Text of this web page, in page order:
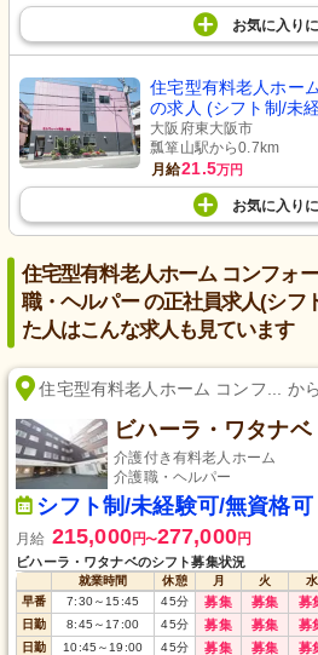
お気に入り に
住宅型有料老人ホー
の求人 (シフト制/未
大阪府東大阪市
瓢箪山駅から0.7km
月給21.5万円
お気に入り に
住宅型有料老人ホーム コンフォ
職・ヘルパー の正社員求人(シフ
た人はこんな求人も見ています
住宅型有料老人ホーム コンフ... から
ビハーラ・ワタナベ
介護付き有料老人ホーム
介護職・ヘルパー
シフト制/未経験可/無資格可
月給 215,000円〜277,000円
ビハーラ・ワタナベのシフト募集状況
就業時間 休憩 月 火 水
早番
7:30～ 15:45 45分 募集 募集 募
日勤 8:45 ～ 17:00 45分 募集 募集 募
日勤 10:45 ～ 19:00 45分 募集 募集 募